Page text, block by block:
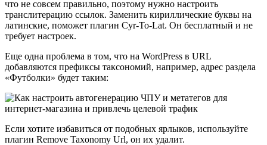
что не совсем правильно, поэтому нужно настроить
транслитерацию ссылок. Заменить кириллические буквы на
латинские, поможет плагин Cyr-To-Lat. Он бесплатный и не
требует настроек.
Еще одна проблема в том, что на WordPress в URL
добавляются префиксы таксономий, например, адрес раздела
«Футболки» будет таким:
Если хотите избавиться от подобных ярлыков, используйте
плагин Remove Taxonomy Url, он их удалит.